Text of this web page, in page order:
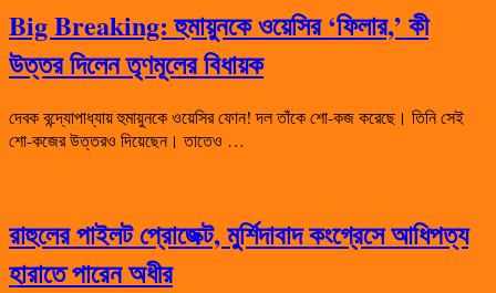
Big Breaking: হুমায়ুনকে ওয়েসির ‘ফিলার,’ কী
উত্তর দিলেন তৃণমূলের বিধায়ক
দেবক বন্দ্যোপাধ্যায় হুমায়ুনকে ওয়েসির ফোন! দল তাঁকে শো-কজ করেছে। তিনি সেই
শো-কজের উত্তরও দিয়েছেন। তাতেও …
রাহুলের পাইলট প্রোজেক্ট, মুর্শিদাবাদ কংগ্রেসে আধিপত্য
হারাতে পারেন অধীর